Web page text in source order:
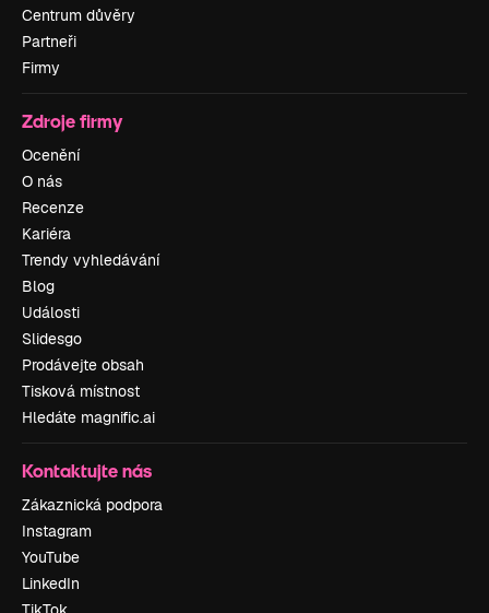
Centrum důvěry
Partneři
Firmy
Zdroje firmy
Ocenění
O nás
Recenze
Kariéra
Trendy vyhledávání
Blog
Události
Slidesgo
Prodávejte obsah
Tisková místnost
Hledáte magnific.ai
Kontaktujte nás
Zákaznická podpora
Instagram
YouTube
LinkedIn